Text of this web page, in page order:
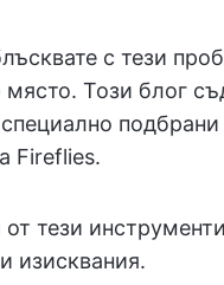
с тези
място. Този блог
подбрани
Fireflies.
тези
изисквания.